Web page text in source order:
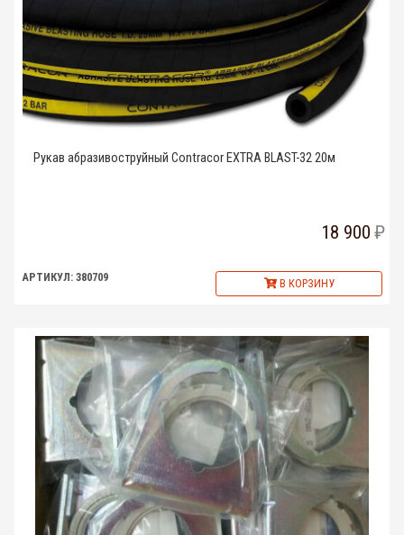
Рукав абразивоструйный Contracor EXTRA BLAST-32 20м
18 900
АРТИКУЛ: 380709 В КОРЗИНУ